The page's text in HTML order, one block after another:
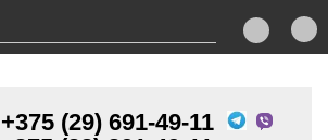
+375 (29) 691-49-11